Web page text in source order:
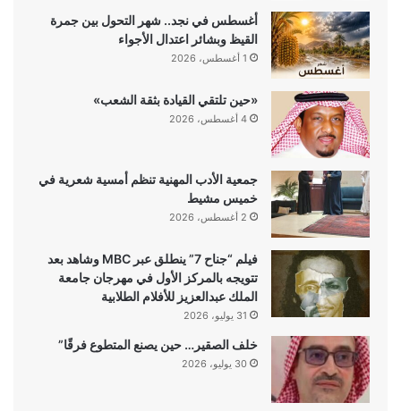
أغسطس في نجد.. شهر التحول بين جمرة
القيظ وبشائر اعتدال الأجواء
1 أغسطس، 2026
«حين تلتقي القيادة بثقة الشعب»
4 أغسطس، 2026
جمعية الأدب المهنية تنظم أمسية شعرية في
خميس مشيط
2 أغسطس، 2026
فيلم “جناح 7” ينطلق عبر MBC وشاهد بعد
تتويجه بالمركز الأول في مهرجان جامعة
الملك عبدالعزيز للأفلام الطلابية
31 يوليو، 2026
خلف الصقير… حين يصنع المتطوع فرقًا”
30 يوليو، 2026